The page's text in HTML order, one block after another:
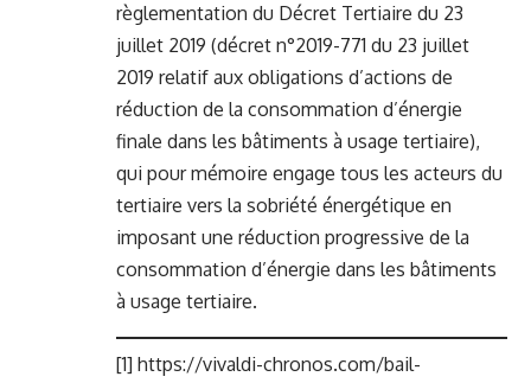
règlementation du Décret Tertiaire du 23
juillet 2019 (décret n°2019-771 du 23 juillet
2019 relatif aux obligations d’actions de
réduction de la consommation d’énergie
finale dans les bâtiments à usage tertiaire),
qui pour mémoire engage tous les acteurs du
tertiaire vers la sobriété énergétique en
imposant une réduction progressive de la
consommation d’énergie dans les bâtiments
à usage tertiaire.
[1] https://vivaldi-chronos.com/bail-